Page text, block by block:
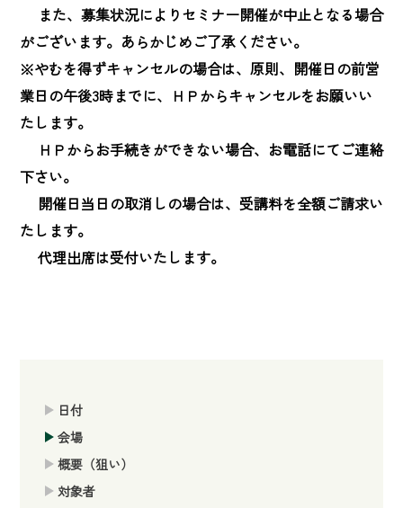
日付
会場
概要（狙い）
対象者
また、募集状況によりセミナー開催が中止となる場合
がございます。あらかじめご了承ください。
※やむを得ずキャンセルの場合は、原則、開催日の前営
業日の午後3時までに、ＨＰからキャンセルをお願いい
たします。
ＨＰからお手続きができない場合、お電話にてご連絡
下さい。
開催日当日の取消しの場合は、受講料を全額ご請求い
たします。
代理出席は受付いたします。